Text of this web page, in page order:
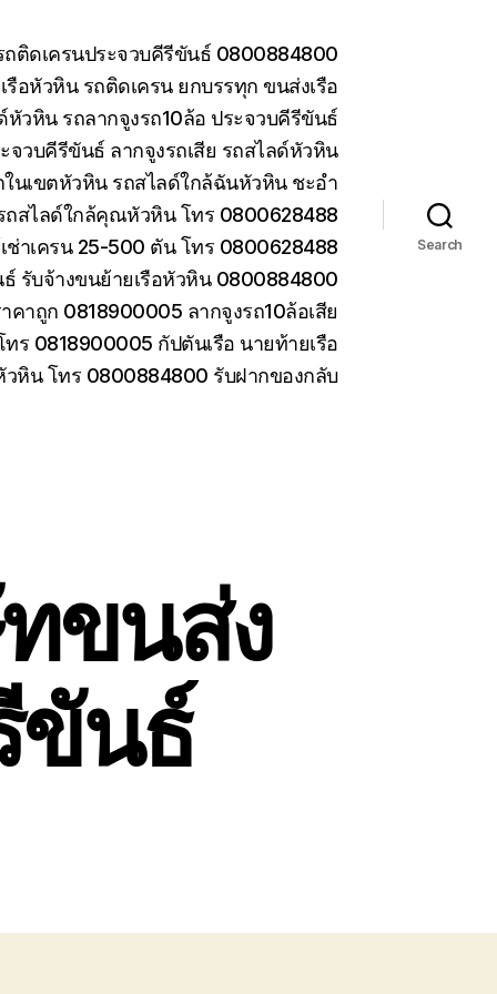
ติดเครนประจวบคีรีขันธ์ 0800884800
รือหัวหิน รถติดเครน ยกบรรทุก ขนส่งเรือ
หัวหิน รถลากจูงรถ10ล้อ ประจวบคีรีขันธ์
จวบคีรีขันธ์ ลากจูงรถเสีย รถสไลด์หัวหิน
ในเขตหัวหิน รถสไลด์ใกล้ฉันหัวหิน ชะอำ
ถสไลด์ใกล้คุณหัวหิน โทร 0800628488
ช่าเครน 25-500 ตัน โทร 0800628488
ธ์ รับจ้างขนย้ายเรือหัวหิน 0800884800
คาถูก 0818900005 ลากจูงรถ10ล้อเสีย
ร 0818900005 กัปตันเรือ นายท้ายเรือ
วหิน โทร 0800884800 รับฝากของกลับ
Search
ขนส่ง
ขันธ์